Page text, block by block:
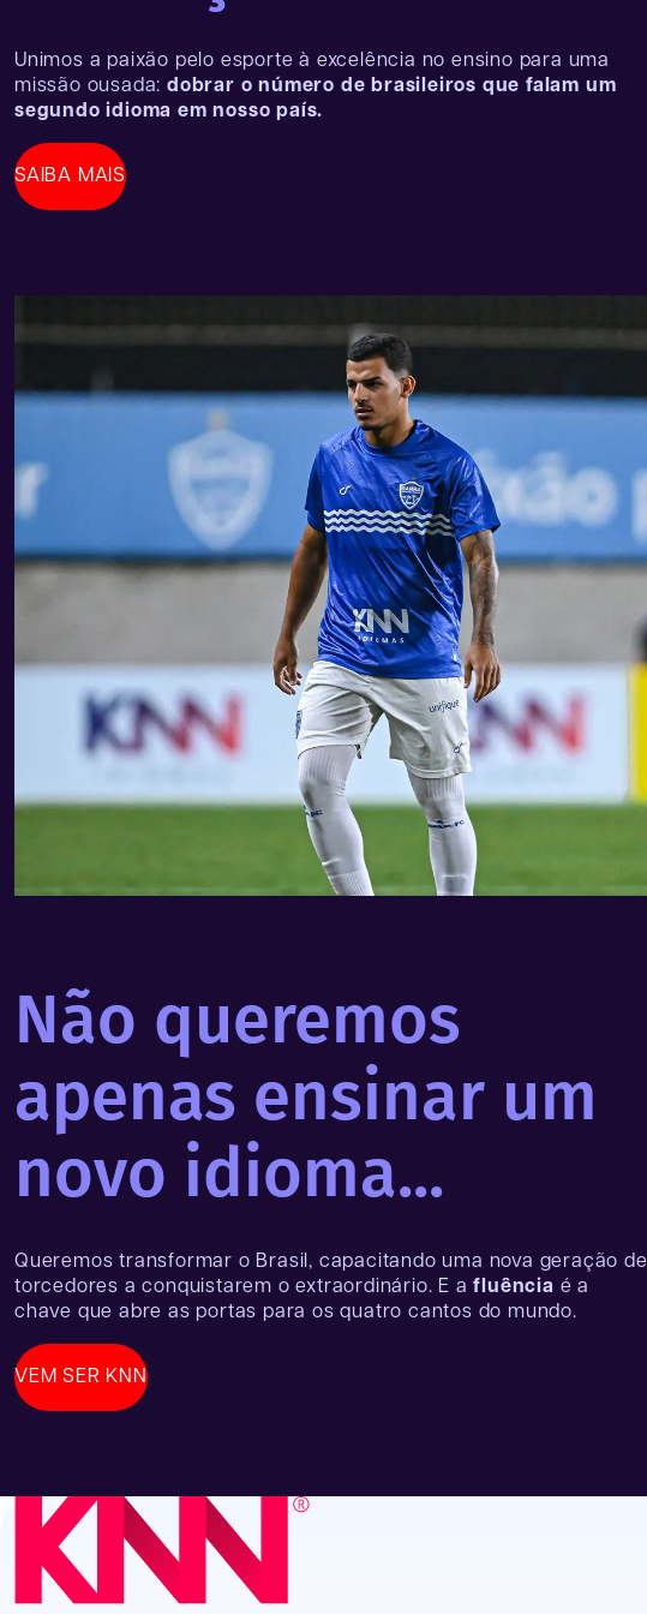
Unimos a paixão pelo esporte à excelência no ensino para uma
missão ousada:dobrar o número de brasileiros que falam um
segundo idioma em nosso país.
SAIBA MAIS
Não queremos
apenas ensinar um
novo idioma...
Queremos transformar o Brasil, capacitando uma nova geração de
torcedores a conquistarem o extraordinário. E afluência é a
chave que abre as portas para os quatro cantos do mundo.
VEM SER KNN